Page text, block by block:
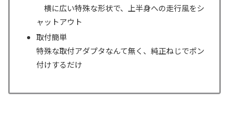
横に広い特殊な形状で、上半身への走行風をシ
ャットアウト
取付簡単
特殊な取付アダプタなんて無く、純正ねじでポン
付けするだけ